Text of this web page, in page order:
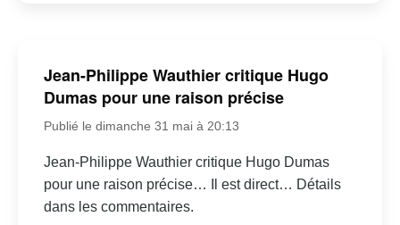
Jean-Philippe Wauthier critique Hugo
Dumas pour une raison précise
Publié le dimanche 31 mai à 20:13
Jean-Philippe Wauthier critique Hugo Dumas
pour une raison précise… Il est direct… Détails
dans les commentaires.